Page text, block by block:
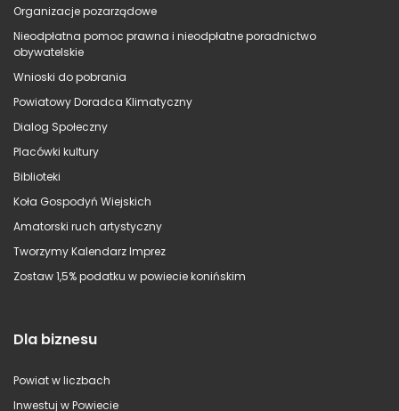
Organizacje pozarządowe
Nieodpłatna pomoc prawna i nieodpłatne poradnictwo
obywatelskie
Wnioski do pobrania
Powiatowy Doradca Klimatyczny
Dialog Społeczny
Placówki kultury
Biblioteki
Koła Gospodyń Wiejskich
Amatorski ruch artystyczny
Tworzymy Kalendarz Imprez
Zostaw 1,5% podatku w powiecie konińskim
Dla biznesu
Powiat w liczbach
Inwestuj w Powiecie